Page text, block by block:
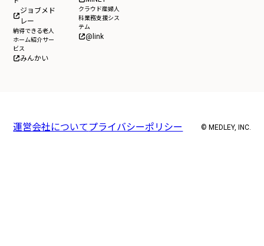
ジョブメド
レー
納得できる老人
ホーム紹介サー
ビス
みんかい
クラウド産婦人
科業務支援シス
テム
@link
運営会社について プライバシーポリシー © MEDLEY, INC.